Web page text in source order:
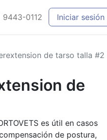
0112 Iniciar sesión
de tarso talla #2
de
es útil en casos
de postura,